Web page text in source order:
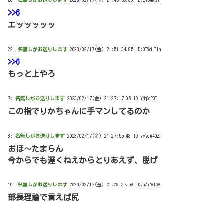
>>6
エッッッッッ
22: 名無しがお送りします 2023/02/17(金) 21:51:34.85 ID:OF6oLTIn
>>6
もっと上やろ
7: 名無しがお送りします 2023/02/17(金) 21:27:17.05 ID:YNqQcPOT
この指でりかちゃんに手マンしてるのか
8: 名無しがお送りします 2023/02/17(金) 21:27:55.48 ID:yyVeA4QZ
おほ～たまらん
今からでも遅くねえからとりあえず、脱げ
10: 名無しがお送りします 2023/02/17(金) 21:29:37.59 ID:n/nPAlQV
部長理論で言えば尻